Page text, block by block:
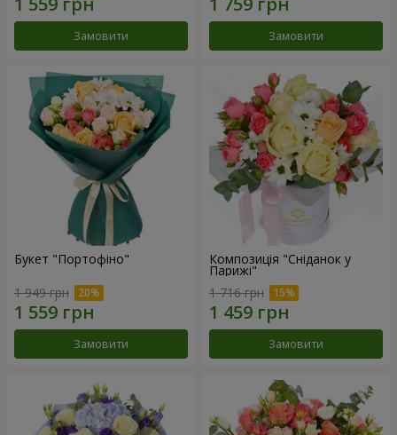
Замовити Замовити
Букет "Портофіно"
1 949 грн
Замовити
Композиція "Сніданок у
Парижі"
1 716 грн
Замовити